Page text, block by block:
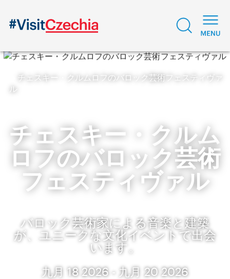
チェスキー・クルムロフのバロック芸術フェスティヴァ
ル
チェスキー・クルム
ロフのバロック芸術
フェスティヴァル
バロック芸術家による音楽と建築
が、ユニークな文化イベントで出会
います。
九月 18 2026 - 九月 20 2026